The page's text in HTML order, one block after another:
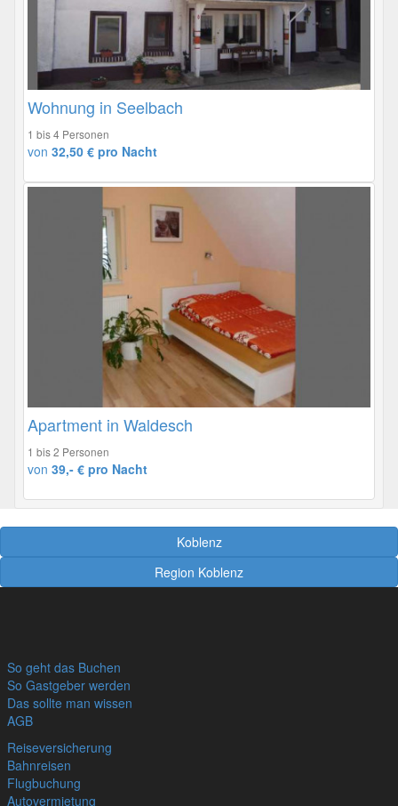
Wohnung in Seelbach
1 bis 4 Personen
von 32,50 € pro Nacht
Apartment in Waldesch
1 bis 2 Personen
von 39,- € pro Nacht
Koblenz
Region Koblenz
So geht das Buchen
So Gastgeber werden
Das sollte man wissen
AGB
Reiseversicherung
Bahnreisen
Flugbuchung
Autovermietung